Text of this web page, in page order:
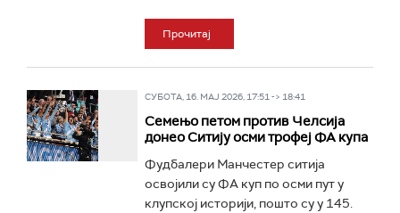
Прочитај
СУБОТА, 16. МАЈ 2026, 17:51 -> 18:41
Семењо петом против Челсија
донео Ситију осми трофеј ФА купа
Фудбалери Манчестер ситија
освојили су ФА куп по осми пут у
клупској историји, пошто су у 145.